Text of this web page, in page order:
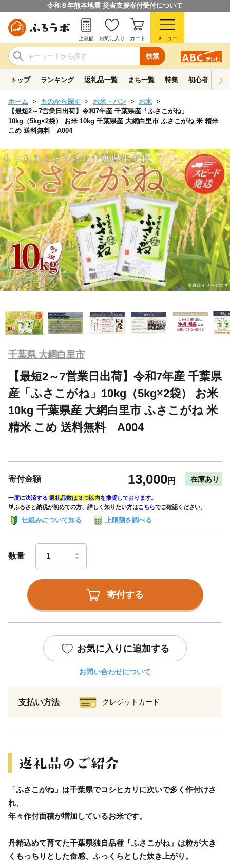
令和８年熊本地震 災害支援寄付受付について
検索
上限額 お気に入り カート メニュー
トップ ランキング 返礼品一覧 まち一覧 特集 初心者ガイド
ホーム ものから探す お米・パン
お米
【最短2～7営業日出荷】令和7年産 千葉県産「ふさこがね」
10kg（5kg×2袋） お米 10kg 千葉県産 大網白里市 ふさこがね 米 精米
こめ 送料無料 A004
千葉県 大網白里市
【最短2～7営業日出荷】令和7年産 千葉県
産「ふさこがね」10kg（5kg×2袋） お米
10kg 千葉県産 大網白里市 ふさこがね 米
精米 こめ 送料無料 A004
寄付金額 13,000円 在庫あり
一度に決済する 返礼品数は３つ以内を推奨しております。
🔰ふるさと納税が初めての方、詳しく知りたい方はこちらでご確認ください。
仕組みについて知る 上限額を調べる
数量
寄付する
お気に入りに追加する
お問い合わせについて
支払い方法 クレジットカード
「ふさこがね」は千葉県でコシヒカリに次いで多く作付けさ
れ、
年々作付面積が増加しているお米です。
丹精込めて育てた千葉県独自品種「ふさこがね」は粒が大き
くもっちりとした食感、ふっくらとした炊き上がり。